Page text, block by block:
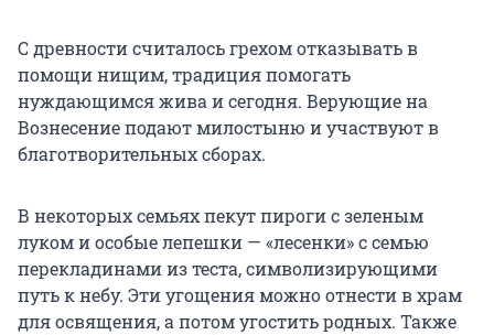
С древности считалось грехом отказывать в
помощи нищим, традиция помогать
нуждающимся жива и сегодня. Верующие на
Вознесение подают милостыню и участвуют в
благотворительных сборах.
В некоторых семьях пекут пироги с зеленым
луком и особые лепешки — «лесенки» с семью
перекладинами из теста, символизирующими
путь к небу. Эти угощения можно отнести в храм
для освящения, а потом угостить родных. Также